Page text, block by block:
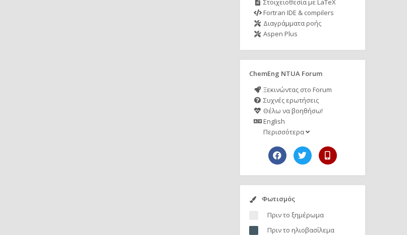
Στοιχειοθεσία με LaTeX
Fortran IDE & compilers
Διαγράμματα ροής
Aspen Plus
ChemEng NTUA Forum
Ξεκινώντας στο Forum
Συχνές ερωτήσεις
Θέλω να βοηθήσω!
English
Περισσότερα
Φωτισμός
Πριν το ξημέρωμα
Πριν το ηλιοβασίλεμα